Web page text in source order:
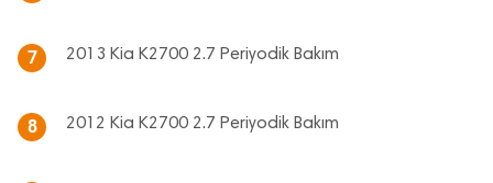
7 2013 Kia K2700 2.7 Periyodik Bakım
8 2012 Kia K2700 2.7 Periyodik Bakım